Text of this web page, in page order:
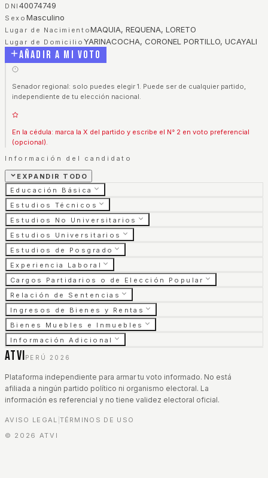
DNI 40074749
Sexo Masculino
Lugar de NacimientoMAQUIA, REQUENA, LORETO
Lugar de Domicilio YARINACOCHA, CORONEL PORTILLO, UCAYALI
Añadir a mi voto
Senador regional: solo puedes elegir 1. Puede ser de cualquier partido,
independiente de tu elección nacional.
En la cédula: marca la X del partido y escribe el N° 2 en voto preferencial
(opcional).
Información del candidato
EXPANDIR TODO
Educación Básica
Estudios Técnicos
Estudios No Universitarios
Estudios Universitarios
Estudios de Posgrado
Experiencia Laboral
Cargos Partidarios o de Elección Popular
Relación de Sentencias
Ingresos de Bienes y Rentas
Bienes Muebles e Inmuebles
Información Adicional
ATVI PERÚ 2026
Plataforma independiente para armar tu voto informado. No está
afiliada a ningún partido político ni organismo electoral. La
información es referencial y no tiene validez electoral oficial.
AVISO LEGAL TÉRMINOS DE USO
© 2026 ATVI